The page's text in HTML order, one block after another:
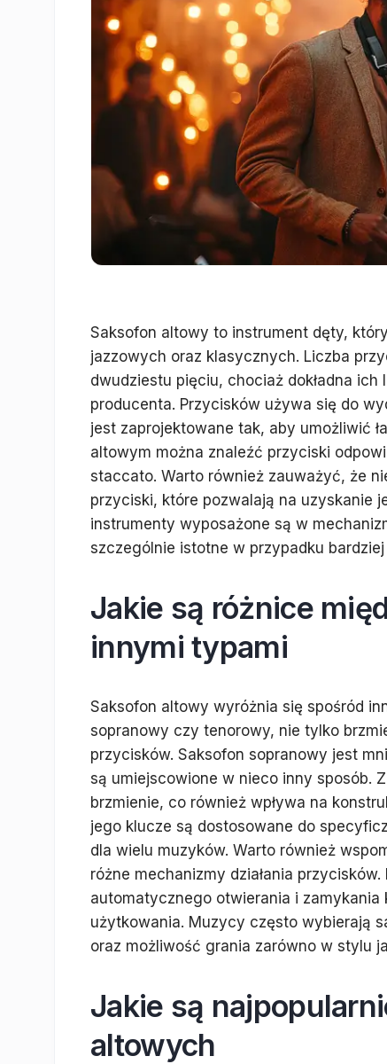
Saksofon altowy to instrument dęty,
jazzowych oraz klasycznych. Liczba
dwudziestu pięciu, chociaż dokładna
producenta. Przycisków używa się do
jest zaprojektowane tak, aby umożliwić
altowym można znaleźć przyciski
staccato. Warto również zauważyć, że
przyciski, które pozwalają na uzyskanie
instrumenty wyposażone są w
szczególnie istotne w przypadku
Jakie są różnice
innymi typami
Saksofon altowy wyróżnia się spośród
sopranowy czy tenorowy, nie tylko
przycisków. Saksofon sopranowy jest
są umiejscowione w nieco inny sposób.
brzmienie, co również wpływa na
jego klucze są dostosowane do
dla wielu muzyków. Warto również
różne mechanizmy działania
automatycznego otwierania i zamykania
użytkowania. Muzycy często wybierają
oraz możliwość grania zarówno w stylu
Jakie są
altowych